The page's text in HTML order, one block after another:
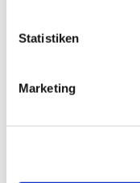
Statistiken
Marketing